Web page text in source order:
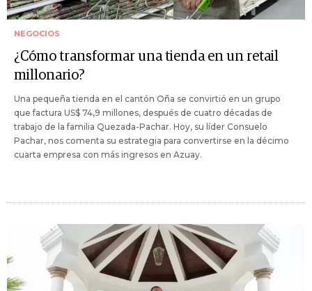
NEGOCIOS
¿Cómo transformar una tienda en un retail
millonario?
Una pequeña tienda en el cantón Oña se convirtió en un grupo
que factura US$ 74,9 millones, después de cuatro décadas de
trabajo de la familia Quezada-Pachar. Hoy, su líder Consuelo
Pachar, nos comenta su estrategia para convertirse en la décimo
cuarta empresa con más ingresos en Azuay.